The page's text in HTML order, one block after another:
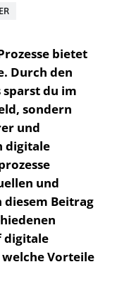
bietet
Durch den
sparst du im
sondern
und
digitale
und
diesem Beitrag
digitale
Vorteile